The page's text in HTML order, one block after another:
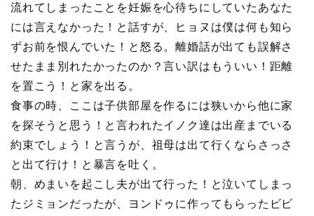
流れてしまったことを妊娠を心待ちにしていたあなた
には言えなかった！と話すが、ヒョヌは僕は何も知ら
ずお前を恨んでいた！と怒る。離婚話が出ても誤解さ
せたまま別れたかったのか？言い訳はもういい！距離
を置こう！と家を出る。
食事の時、ここは子供部屋を作るには狭いから他に家
を探そうと思う！と言われたイノク達は出産までいる
約束でしょう！と言うが、祖母は出て行くならさっさ
と出て行け！と暴言を吐く。
朝、めまいを起こし夫が出て行った！と泣いてしまっ
たジミョンだったが、ヨンドゥに作ってもらったビビ